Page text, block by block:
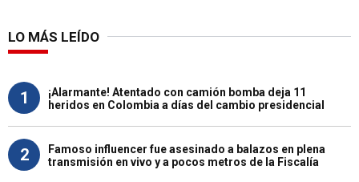
LO MÁS LEÍDO
1
¡Alarmante! Atentado con camión bomba deja 11
heridos en Colombia a días del cambio presidencial
2
Famoso influencer fue asesinado a balazos en plena
transmisión en vivo y a pocos metros de la Fiscalía